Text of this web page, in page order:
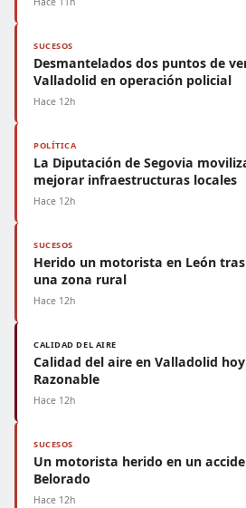
SUCESOS
Desmantelados dos puntos de
Valladolid en operación policial
Hace 12h
POLÍTICA
La Diputación de Segovia
mejorar infraestructuras locales
Hace 12h
SUCESOS
Herido un motorista en León
una zona rural
Hace 12h
CALIDAD DEL AIRE
Calidad del aire en Valladolid
Razonable
Hace 12h
SUCESOS
Un motorista herido en un
Belorado
Hace 12h